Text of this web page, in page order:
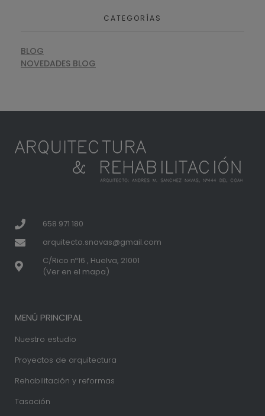
CATEGORÍAS
BLOG
NOVEDADES BLOG
658 971 180
arquitecto.snavas@gmail.com
C/Rico nº16 , Huelva, 21001
(Ver en el mapa)
MENÚ PRINCIPAL
Nuestro estudio
Proyectos de arquitectura
Rehabilitación y reformas
Tasación